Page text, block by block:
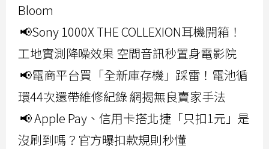
Bloom
📢Sony 1000X THE COLLEXION耳機開箱！
工地實測降噪效果 空間音訊秒置身電影院
📢電商平台買「全新庫存機」踩雷！電池循
環44次還帶維修紀錄 網揭無良賣家手法
📢 Apple Pay、信用卡搭北捷「只扣1元」是
沒刷到嗎？官方曝扣款規則秒懂